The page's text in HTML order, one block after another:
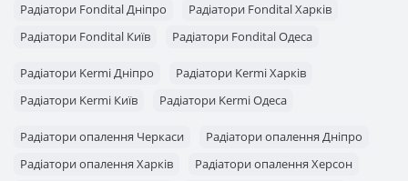
Радіатори Fondital Дніпро
Радіатори Fondital Харків
Радіатори Fondital Київ
Радіатори Fondital Одеса
Радіатори Kermi Дніпро
Радіатори Kermi Харків
Радіатори Kermi Київ
Радіатори Kermi Одеса
Радіатори опалення Черкаси
Радіатори опалення Дніпро
Радіатори опалення Харків
Радіатори опалення Херсон